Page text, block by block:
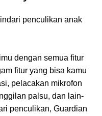
dengan semua fitur
fitur yang bisa kamu
pelacakan mikrofon
palsu, dan lain-
penculikan, Guardian